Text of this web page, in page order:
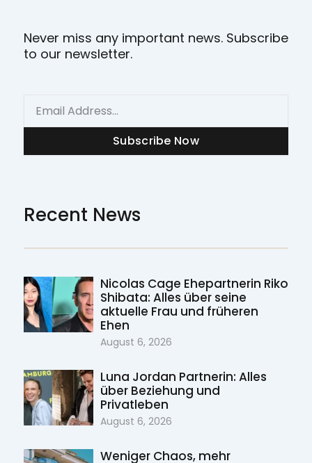
Never miss any important news. Subscribe
to our newsletter.
Subscribe Now
Recent News
Nicolas Cage Ehepartnerin Riko
Shibata: Alles über seine
aktuelle Frau und früheren
Ehen
August 6, 2026
Luna Jordan Partnerin: Alles
über Beziehung und
Privatleben
August 6, 2026
Weniger Chaos, mehr